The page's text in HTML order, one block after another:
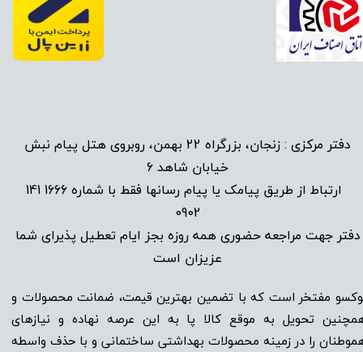
دفتر مرکزی : زنجان، بزرگراه 22 بهمن، روبروی هتل پیام نبش
خیابان شاهد 6
ارتباط از طریق پیامک یا پیام رسانها فقط با شماره
1666 141
0902
دفتر جهت مراجعه حضوری همه روزه بجز ایام تعطیل پذیرای شما
عزیزان است​​​​​​​
مفتخر است که با تضمین بهترین قیمت، ضمانت محصولات و
تحویل به موقع کالا پا به این عرصه نهاده و نیاز‌‌‌‌‌‌‌‌های
را در زمینه‌‌‌ محصولات بهداشتی ساختمانی و با حذف واسطه